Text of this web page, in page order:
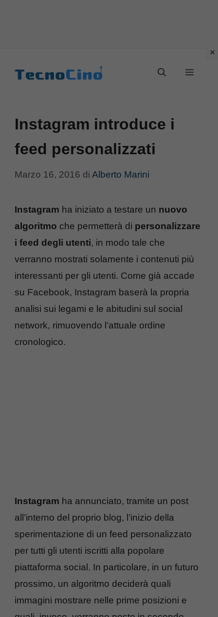
Menu
Instagram introduce i
feed personalizzati
Marzo 16, 2016 di Alberto Marini
Instagram ha iniziato a testare un nuovo
algoritmo che permetterà di personalizzare
i feed degli utenti, in modo tale che
verranno mostrati solamente i contenuti più
interessanti per gli utenti. Come già accade
su Facebook, Instagram baserà la propria
analisi sui legami e le abitudini sul social
network, rimuovendo l’attuale ordine
cronologico.
Instagram ha annunciato, tramite un post
all’interno del proprio blog, l’inizio della
sperimentazione di un feed personalizzato
per tutti gli utenti iscritti alla popolare
piattaforma social. In particolare, in un futuro
prossimo, un algoritmo deciderà quali
immagini mostrare nelle prime posizioni e